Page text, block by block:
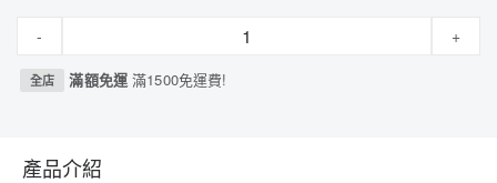
- +
全店 滿額免運滿1500免運費!
產品介紹